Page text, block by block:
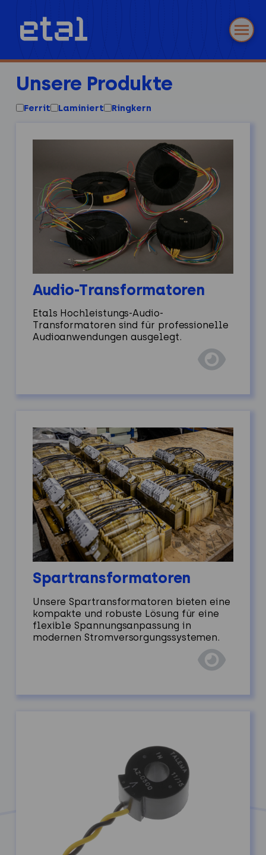
Unsere Produkte
Ferrit Laminiert Ringkern
Audio-Transformatoren
Etals Hochleistungs-Audio-
Transformatoren sind für professionelle
Audioanwendungen ausgelegt.
Spartransformatoren
Unsere Spartransformatoren bieten eine
kompakte und robuste Lösung für eine
flexible Spannungsanpassung in
modernen Stromversorgungssystemen.